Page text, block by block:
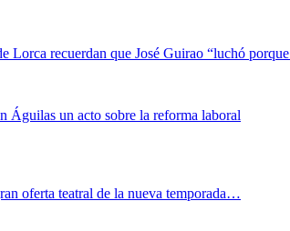
Lorca recuerdan que José Guirao “luchó
un acto sobre la reforma laboral
oferta teatral de la nueva temporada…